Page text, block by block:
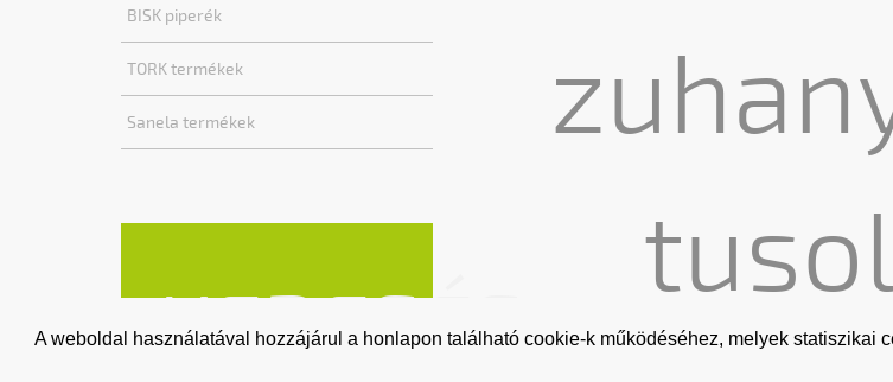
A weboldal használatával hozzájárul a honlapon található cookie-k működéséhez, melyek statiszikai
BISK piperék
TORK termékek
Sanela termékek
KERESÉS